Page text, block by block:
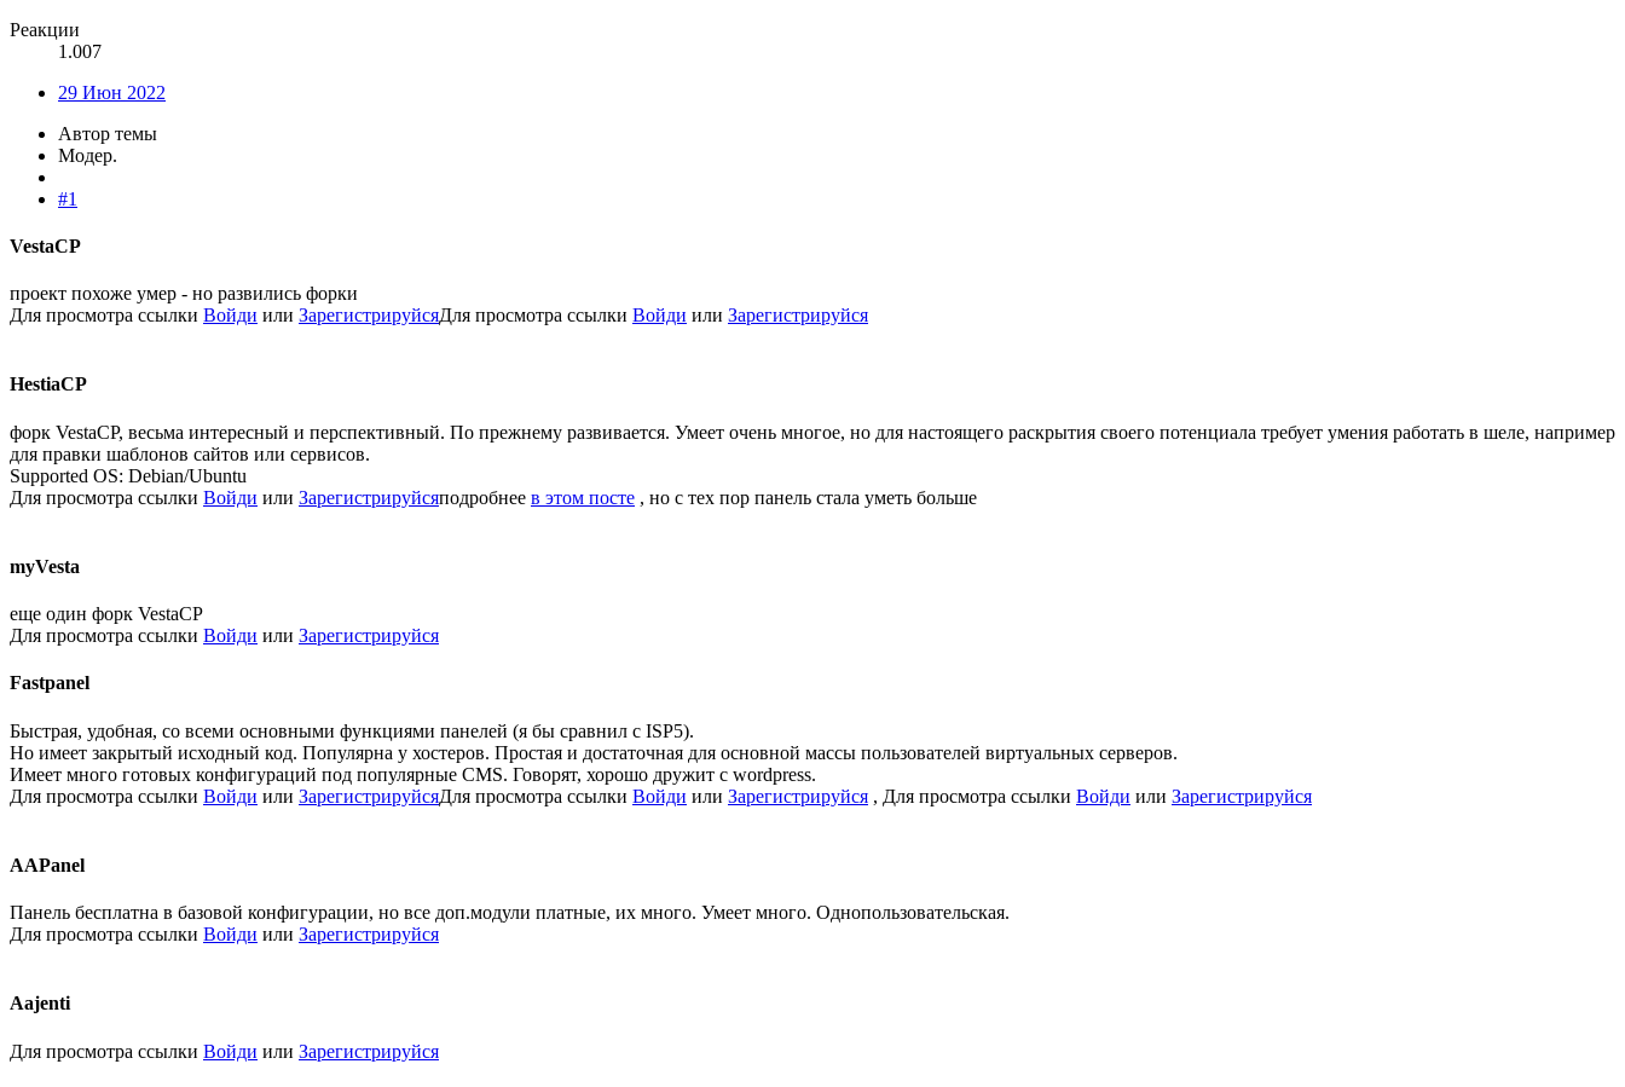
Реакции
1.007
29 Июн 2022
Автор темы
Модер.
#1
VestaCP​
проект похоже умер - но развились форки
Для просмотра ссылки Войди или ЗарегистрируйсяДля просмотра ссылки Войди или Зарегистрируйся
HestiaCP​
форк VestaCP, весьма интересный и перспективный. По прежнему развивается. Умеет очень многое, но для настоящего раскрытия своего потенциала требует умения работать в шеле, например
для правки шаблонов сайтов или сервисов.
Supported OS: Debian/Ubuntu
Для просмотра ссылки Войди или Зарегистрируйсяподробнее в этом посте , но с тех пор панель стала уметь больше
myVesta​
еще один форк VestaCP
Для просмотра ссылки Войди или Зарегистрируйся
Fastpanel​
Быстрая, удобная, со всеми основными функциями панелей (я бы сравнил с ISP5).
Но имеет закрытый исходный код. Популярна у хостеров. Простая и достаточная для основной массы пользователей виртуальных серверов.
Имеет много готовых конфигураций под популярные CMS. Говорят, хорошо дружит с wordpress.
Для просмотра ссылки Войди или ЗарегистрируйсяДля просмотра ссылки Войди или Зарегистрируйся , Для просмотра ссылки Войди или Зарегистрируйся
AAPanel​
Панель бесплатна в базовой конфигурации, но все доп.модули платные, их много. Умеет много. Однопользовательская.
Для просмотра ссылки Войди или Зарегистрируйся
Aajenti​
Для просмотра ссылки Войди или Зарегистрируйся